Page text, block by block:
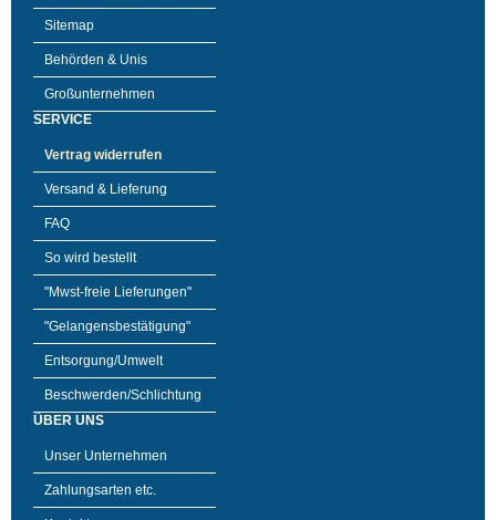
Sitemap
Behörden & Unis
Großunternehmen
SERVICE
Vertrag widerrufen
Versand & Lieferung
FAQ
So wird bestellt
"Mwst-freie Lieferungen"
"Gelangensbestätigung"
Entsorgung/Umwelt
Beschwerden/Schlichtung
ÜBER UNS
Unser Unternehmen
Zahlungsarten etc.